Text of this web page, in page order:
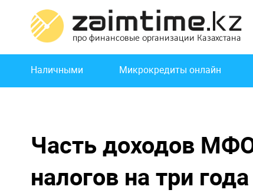
основному
содержанию
Основная
навигация
Наличными Микрокредиты онлайн
Часть доходов
налогов на три года